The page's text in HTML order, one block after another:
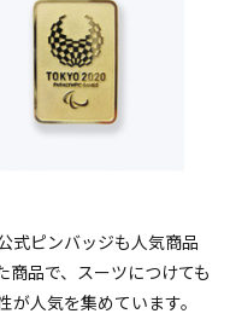
式ピンバッジも人気商品
商品で、スーツにつけても
人気を集めています。